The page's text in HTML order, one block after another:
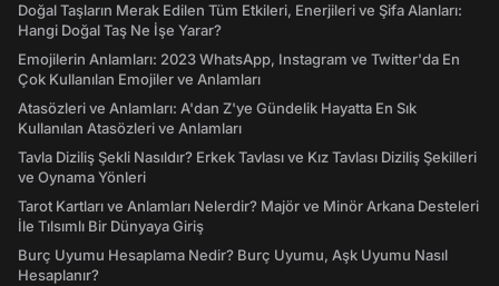
Doğal Taşların Merak Edilen Tüm Etkileri, Enerjileri ve Şifa Alanları:
Hangi Doğal Taş Ne İşe Yarar?
Emojilerin Anlamları: 2023 WhatsApp, Instagram ve Twitter'da En
Çok Kullanılan Emojiler ve Anlamları
Atasözleri ve Anlamları: A'dan Z'ye Gündelik Hayatta En Sık
Kullanılan Atasözleri ve Anlamları
Tavla Diziliş Şekli Nasıldır? Erkek Tavlası ve Kız Tavlası Diziliş Şekilleri
ve Oynama Yönleri
Tarot Kartları ve Anlamları Nelerdir? Majör ve Minör Arkana Desteleri
İle Tılsımlı Bir Dünyaya Giriş
Burç Uyumu Hesaplama Nedir? Burç Uyumu, Aşk Uyumu Nasıl
Hesaplanır?